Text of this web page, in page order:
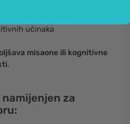
učinaka
misaone ili kognitivne
.
namijenjen za